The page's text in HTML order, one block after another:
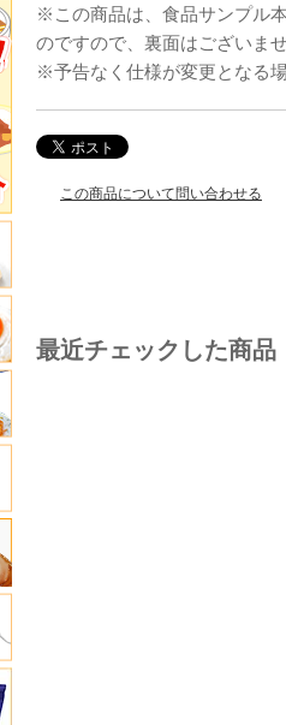
※この商品は、食品サンプル
のですので、裏面はございま
※予告なく仕様が変更となる
この商品について問い合わせる
最近チェックした商品